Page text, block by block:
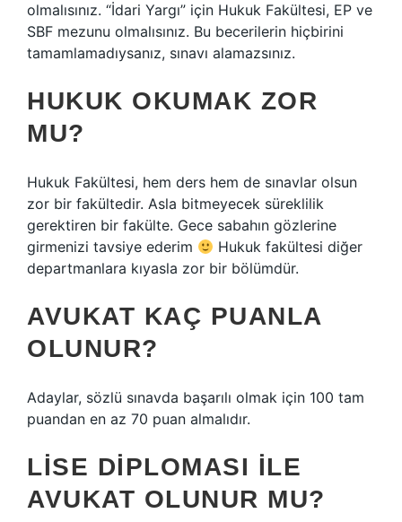
olmalısınız. “İdari Yargı” için Hukuk Fakültesi, EP ve
SBF mezunu olmalısınız. Bu becerilerin hiçbirini
tamamlamadıysanız, sınavı alamazsınız.
HUKUK OKUMAK ZOR
MU?
Hukuk Fakültesi, hem ders hem de sınavlar olsun
zor bir fakültedir. Asla bitmeyecek süreklilik
gerektiren bir fakülte. Gece sabahın gözlerine
girmenizi tavsiye ederim
Hukuk fakültesi diğer
departmanlara kıyasla zor bir bölümdür.
AVUKAT KAÇ PUANLA
OLUNUR?
Adaylar, sözlü sınavda başarılı olmak için 100 tam
puandan en az 70 puan almalıdır.
LISE DIPLOMASI ILE
AVUKAT OLUNUR MU?